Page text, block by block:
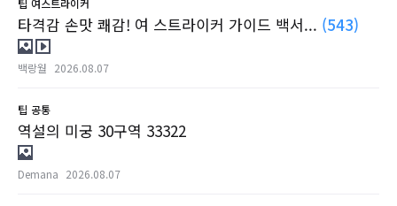
타격감 손맛 쾌감! 여 스트라이커 가이드 백서... (543)
백랑월 2026.08.07
팁 공통
역설의 미궁 30구역 33322
Demana 2026.08.07